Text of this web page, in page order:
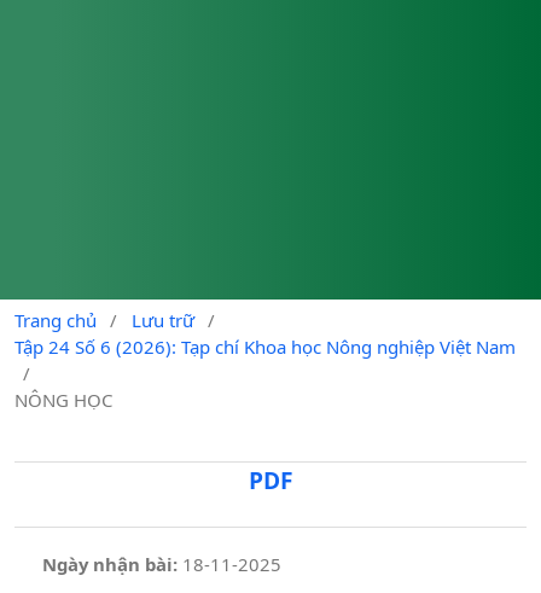
Trang chủ / Lưu trữ /
Tập 24 Số 6 (2026): Tạp chí Khoa học Nông nghiệp Việt Nam
/
NÔNG HỌC
PDF
Ngày nhận bài: 18-11-2025